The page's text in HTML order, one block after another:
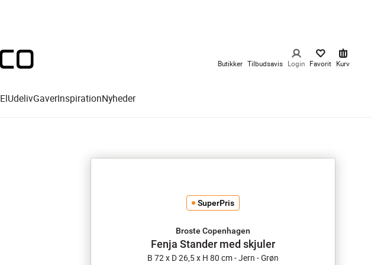
Butikker Tilbudsavis Login Favorit Kurv
ElUdelivGaverInspirationNyheder
SuperPris
Broste Copenhagen
Fenja Stander med skjuler
B 72 x D 26,5 x H 80 cm - Jern - Grøn